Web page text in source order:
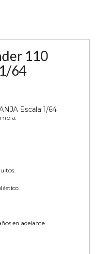
110
64
Escala 1/64
en adelante.